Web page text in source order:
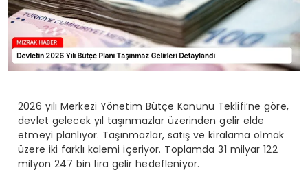
2026 yılı Merkezi Yönetim Bütçe Kanunu Teklifi’ne göre,
devlet gelecek yıl taşınmazlar üzerinden gelir elde
etmeyi planlıyor. Taşınmazlar, satış ve kiralama olmak
üzere iki farklı kalemi içeriyor. Toplamda 31 milyar 122
milyon 247 bin lira gelir hedefleniyor.